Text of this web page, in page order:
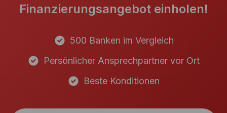
Finanzierungsangebot einholen!
500 Banken im Vergleich
Persönlicher Ansprechpartner vor Ort
Beste Konditionen